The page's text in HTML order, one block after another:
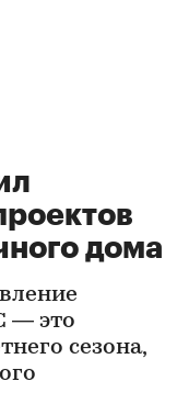
дома
— это
сезона,